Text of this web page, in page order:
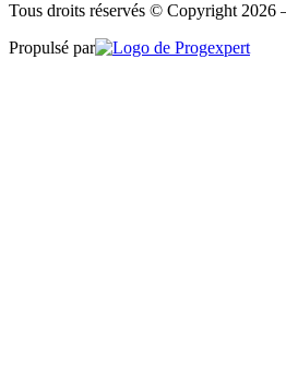
Tous droits réservés © Copyright 2026
Propulsé par